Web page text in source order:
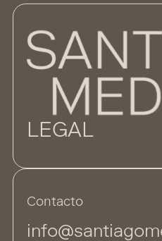
Contacto
LEGAL